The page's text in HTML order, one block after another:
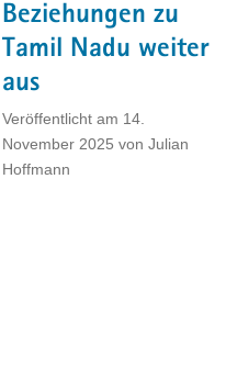
Beziehungen zu
Tamil Nadu weiter
aus
Veröffentlicht am 14.
November 2025 von Julian
Hoffmann